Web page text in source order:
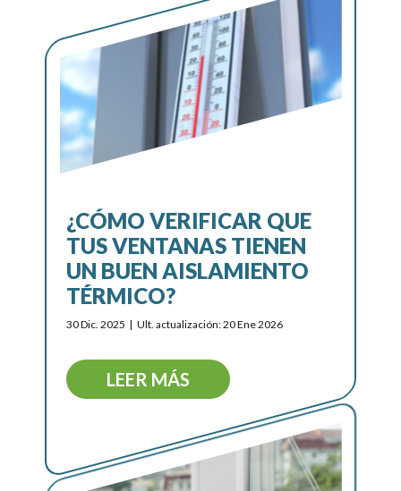
¿CÓMO VERIFICAR QUE
TUS VENTANAS TIENEN
UN BUEN AISLAMIENTO
TÉRMICO?
30 Dic. 2025 Ult. actualización: 20 Ene 2026
LEER MÁS